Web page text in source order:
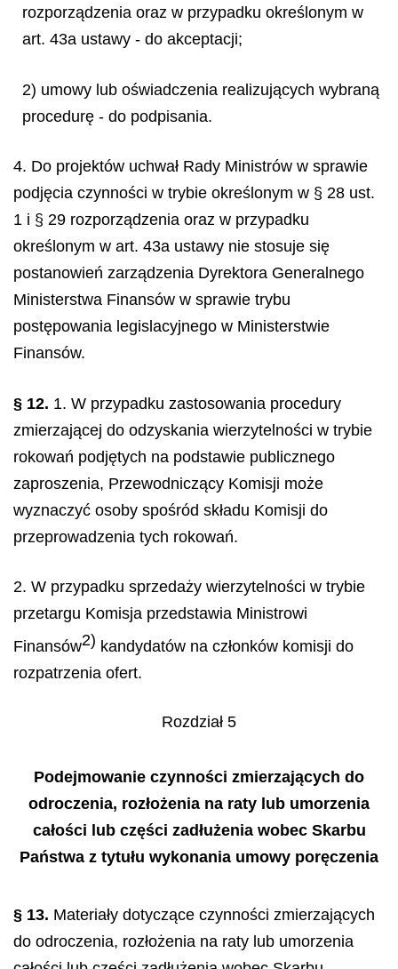
rozporządzenia oraz w przypadku określonym w
art. 43a ustawy - do akceptacji;
2) umowy lub oświadczenia realizujących wybraną
procedurę - do podpisania.
4. Do projektów uchwał Rady Ministrów w sprawie
podjęcia czynności w trybie określonym w § 28 ust.
1 i § 29 rozporządzenia oraz w przypadku
określonym w art. 43a ustawy nie stosuje się
postanowień zarządzenia Dyrektora Generalnego
Ministerstwa Finansów w sprawie trybu
postępowania legislacyjnego w Ministerstwie
Finansów.
§ 12. 1. W przypadku zastosowania procedury
zmierzającej do odzyskania wierzytelności w trybie
rokowań podjętych na podstawie publicznego
zaproszenia, Przewodniczący Komisji może
wyznaczyć osoby spośród składu Komisji do
przeprowadzenia tych rokowań.
2. W przypadku sprzedaży wierzytelności w trybie
przetargu Komisja przedstawia Ministrowi
Finansów2) kandydatów na członków komisji do
rozpatrzenia ofert.
Rozdział 5
Podejmowanie czynności zmierzających do
odroczenia, rozłożenia na raty lub umorzenia
całości lub części zadłużenia wobec Skarbu
Państwa z tytułu wykonania umowy poręczenia
§ 13. Materiały dotyczące czynności zmierzających
do odroczenia, rozłożenia na raty lub umorzenia